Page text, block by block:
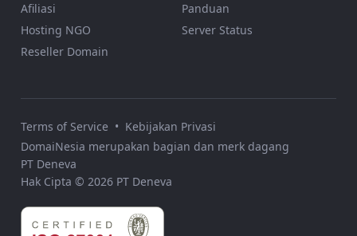
Afiliasi
Hosting NGO
Reseller Domain
Panduan
Server Status
Terms of Service • Kebijakan Privasi
DomaiNesia merupakan bagian dan merk dagang
PT Deneva
Hak Cipta © 2026 PT Deneva